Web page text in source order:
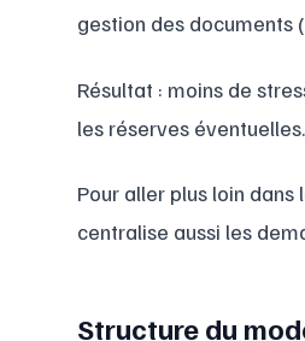
gestion des documents
Résultat : moins de
les réserves
Pour aller plus loin dans
centralise aussi les
Structure du